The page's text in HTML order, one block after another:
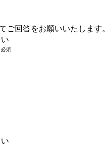
ご回答をお願いいたします。